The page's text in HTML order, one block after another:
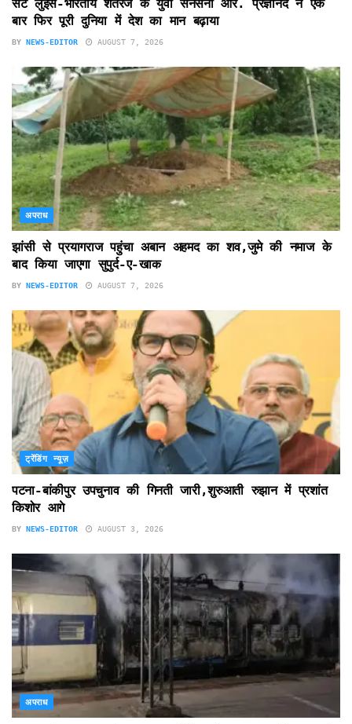
सेंट लुईस-भारतीय शतरंज के युवा सनसनी आर. प्रज्ञानंद ने एक
बार फिर पूरी दुनिया में देश का मान बढ़ाया
BY NEWS-EDITOR AUGUST 7, 2026
अपराध
झांसी से प्रयागराज पहुंचा अबान अहमद का शव,जुमे की नमाज के
बाद किया जाएगा सुपुर्द-ए-खाक
BY NEWS-EDITOR AUGUST 7, 2026
ट्रेंडिंग न्यूज़
पटना-बांकीपुर उपचुनाव की गिनती जारी,शुरुआती रुझान में प्रशांत
किशोर आगे
BY NEWS-EDITOR AUGUST 3, 2026
अपराध